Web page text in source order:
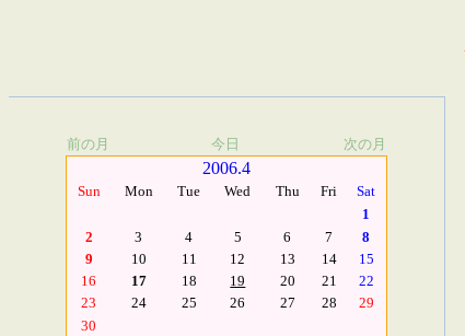
前の月 今日 次の月
2006.4
Sun Mon Tue Wed Thu Fri
Sat
1
2
3 4 5 6 7
8
9
10 11 12 13 14
15
16
17 18 19 20 21
22
23
24 25 26 27 28
29
30